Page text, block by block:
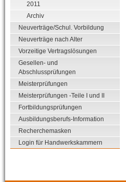
2011
Archiv
Neuverträge/Schul. Vorbildung
Neuverträge nach Alter
Vorzeitige Vertragslösungen
Gesellen- und
Abschlussprüfungen
Meisterprüfungen
Meisterprüfungen -Teile I und II
Fortbildungsprüfungen
Ausbildungsberufs-Information
Recherchemasken
Login für Handwerkskammern